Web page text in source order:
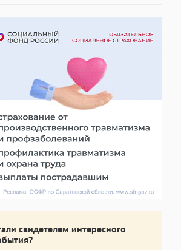
свидетелем интересного